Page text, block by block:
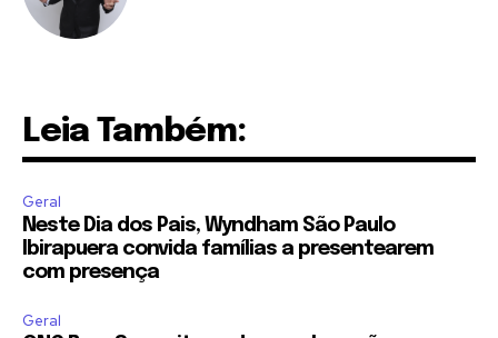
Leia Também:
Geral
Neste Dia dos Pais, Wyndham São Paulo
Ibirapuera convida famílias a presentearem
com presença
Geral